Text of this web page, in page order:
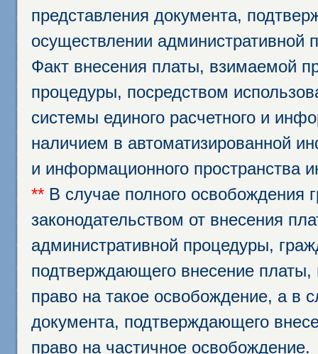
представления документа,
осуществлении административной
Факт внесения платы, взимаемой
процедуры, посредством
системы единого расчетного и
наличием в автоматизированной
и информационного пространства
** В случае полного освобождения
законодательством от внесения
административной процедуры,
подтверждающего внесение
право на такое освобождение, а в
документа, подтверждающего
право на частичное освобождение.